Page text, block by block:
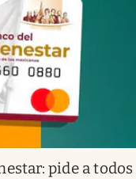
pide a todos